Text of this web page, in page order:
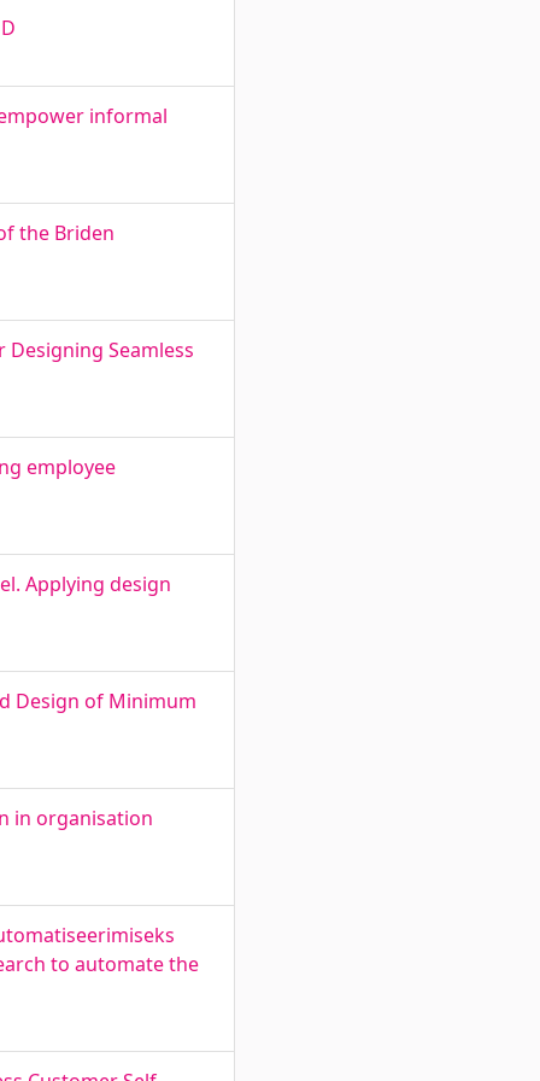
informal
the Briden
Seamless
employee
Applying design
Design of Minimum
in organisation
to automate the